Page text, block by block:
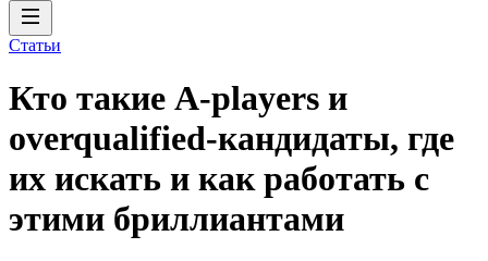
Статьи
Кто такие A-players и
overqualified-кандидаты, где
их искать и как работать с
этими бриллиантами